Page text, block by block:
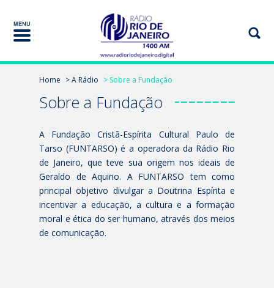
Home > A Rádio > Sobre a Fundação
Sobre a Fundação
A Fundação Cristã-Espírita Cultural Paulo de
Tarso (FUNTARSO) é a operadora da Rádio Rio
de Janeiro, que teve sua origem nos ideais de
Geraldo de Aquino. A FUNTARSO tem como
principal objetivo divulgar a Doutrina Espírita e
incentivar a educação, a cultura e a formação
moral e ética do ser humano, através dos meios
de comunicação.